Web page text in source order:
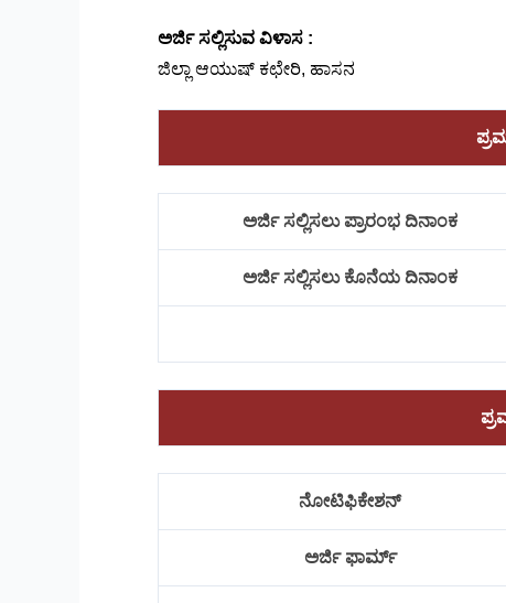
ಅರ್ಜಿ ಸಲ್ಲಿಸುವ ವಿಳಾಸ :
ಜಿಲ್ಲಾ ಆಯುಷ್ ಕಛೇರಿ, ಹಾಸನ
ಅರ್ಜಿ ಸಲ್ಲಿಸಲು ಪ್ರಾರಂಭ ದಿನಾಂಕ
ಅರ್ಜಿ ಸಲ್ಲಿಸಲು ಕೊನೆಯ ದಿನಾಂಕ
ನೋಟಿಫಿಕೇಶನ್
ಅರ್ಜಿ ಫಾರ್ಮ್